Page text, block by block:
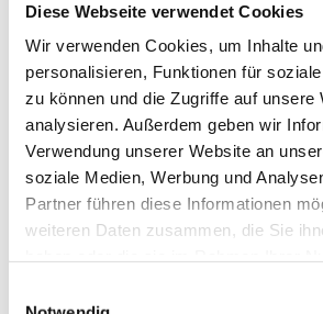
Diese Webseite verwendet Cookies
Wir verwenden Cookies, um Inhalte
personalisieren, Funktionen für
zu können und die Zugriffe auf unsere
analysieren. Außerdem geben wir
Verwendung unserer Website an
soziale Medien, Werbung und
Partner führen diese Informationen
weiteren Daten zusammen, die Sie
„Wenn ich den
Duft meiner
Kindheit
beschreiben
müsste, dann
wäre es definitiv
der Geruch von
Trüffeln. Schon